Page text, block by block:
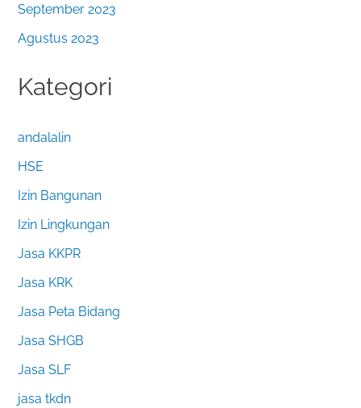
September 2023
Agustus 2023
Kategori
andalalin
HSE
Izin Bangunan
Izin Lingkungan
Jasa KKPR
Jasa KRK
Jasa Peta Bidang
Jasa SHGB
Jasa SLF
jasa tkdn